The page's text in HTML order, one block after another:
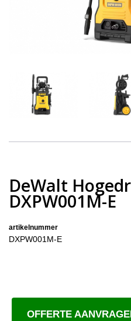
DeWalt
DXPW001M-E
artikelnummer
DXPW001M-E
OFFERTE